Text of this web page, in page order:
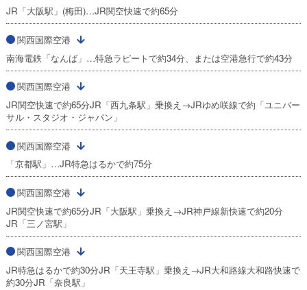
JR「大阪駅」(梅田)…JR関空快速で約65分
関西国際空港
南海電鉄「なんば」…特急ラピートで約34分、または空港急行で約43分
関西国際空港
JR関空快速で約65分JR「西九条駅」乗換え→JRゆめ咲線で約「ユニバー
サル・スタジオ・ジャパン」
関西国際空港
「京都駅」…JR特急はるかで約75分
関西国際空港
JR関空快速で約65分JR「大阪駅」乗換え→JR神戸線新快速で約20分
JR「三ノ宮駅」
関西国際空港
JR特急はるかで約30分JR「天王寺駅」乗換え→JR大和路線大和路快速で
約30分JR「奈良駅」